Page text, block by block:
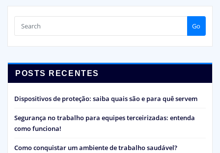
Go
POSTS RECENTES
Dispositivos de proteção: saiba quais são e para quê servem
Segurança no trabalho para equipes terceirizadas: entenda
como funciona!
Como conquistar um ambiente de trabalho saudável?